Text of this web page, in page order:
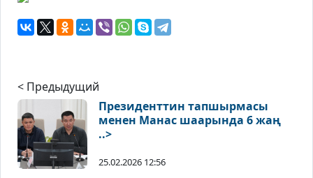
< Предыдущий
Президенттин тапшырмасы
менен Манас шаарында 6 жаң
..>
25.02.2026 12:56